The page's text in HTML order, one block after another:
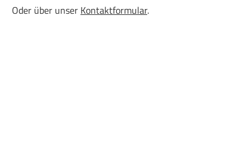
Oder über unser Kontaktformular.